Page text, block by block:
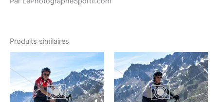
Produits similaires